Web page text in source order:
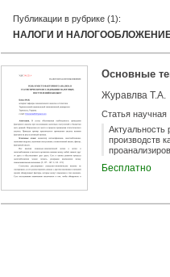
Публикации в рубрике (1):
НАЛОГИ И
Основные
Журавлва Т.А.
Статья научная
Актуальность
производств
состояния,
Бесплатно